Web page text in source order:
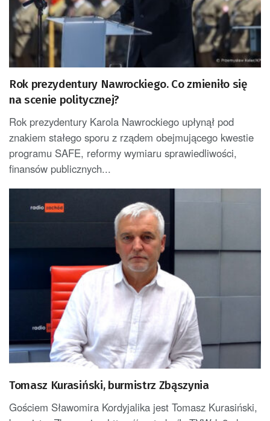
Rok prezydentury Nawrockiego. Co zmieniło się
na scenie politycznej?
Rok prezydentury Karola Nawrockiego upłynął pod
znakiem stałego sporu z rządem obejmującego kwestie
programu SAFE, reformy wymiaru sprawiedliwości,
finansów publicznych...
Tomasz Kurasiński, burmistrz Zbąszynia
Gościem Sławomira Kordyjalika jest Tomasz Kurasiński,